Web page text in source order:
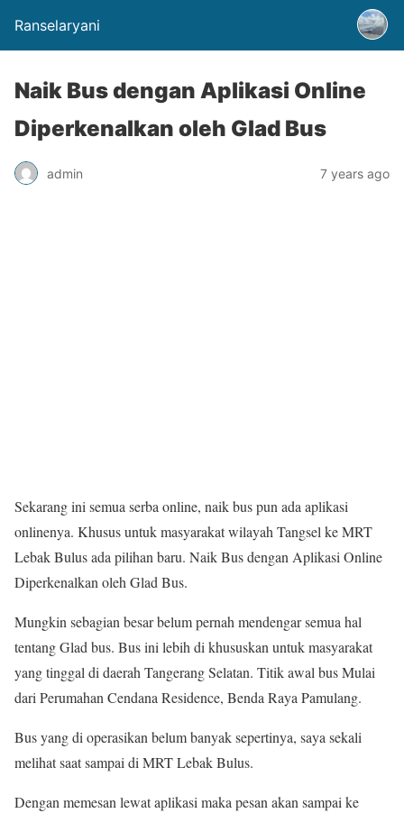
Ranselaryani
Naik Bus dengan Aplikasi Online
Diperkenalkan oleh Glad Bus
admin 7 years ago
Sekarang ini semua serba online, naik bus pun ada aplikasi
onlinenya. Khusus untuk masyarakat wilayah Tangsel ke MRT
Lebak Bulus ada pilihan baru. Naik Bus dengan Aplikasi Online
Diperkenalkan oleh Glad Bus.
Mungkin sebagian besar belum pernah mendengar semua hal
tentang Glad bus. Bus ini lebih di khususkan untuk masyarakat
yang tinggal di daerah Tangerang Selatan. Titik awal bus Mulai
dari Perumahan Cendana Residence, Benda Raya Pamulang.
Bus yang di operasikan belum banyak sepertinya, saya sekali
melihat saat sampai di MRT Lebak Bulus.
Dengan memesan lewat aplikasi maka pesan akan sampai ke